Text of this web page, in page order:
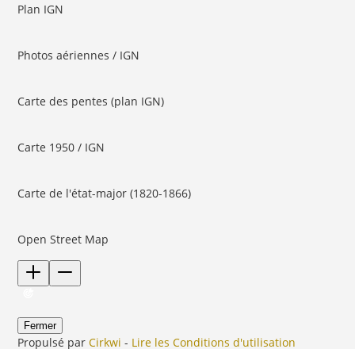
Plan IGN
Photos aériennes / IGN
Carte des pentes (plan IGN)
Carte 1950 / IGN
Carte de l'état-major (1820-1866)
Open Street Map
Fermer
Propulsé parCirkwi - Lire les Conditions d'utilisation